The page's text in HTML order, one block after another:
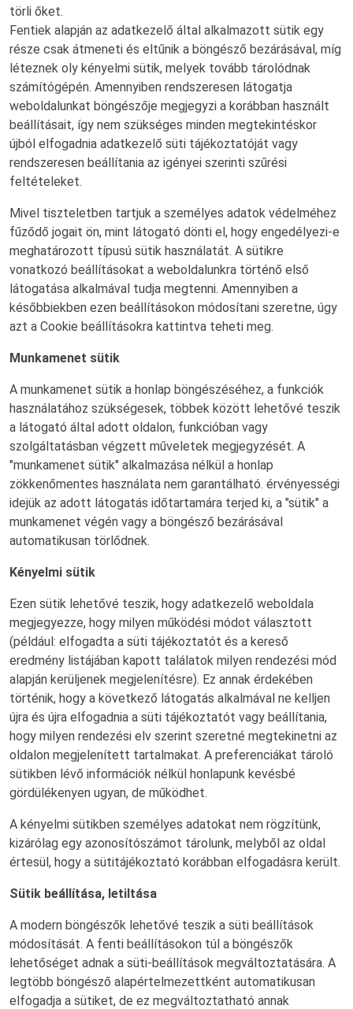
törli őket.
Fentiek alapján az adatkezelő által alkalmazott sütik egy
része csak átmeneti és eltűnik a böngésző bezárásával, míg
léteznek oly kényelmi sütik, melyek tovább tárolódnak
számítógépén. Amennyiben rendszeresen látogatja
weboldalunkat böngészője megjegyzi a korábban használt
beállításait, így nem szükséges minden megtekintéskor
újból elfogadnia adatkezelő süti tájékoztatóját vagy
rendszeresen beállítania az igényei szerinti szűrési
feltételeket.
Mivel tiszteletben tartjuk a személyes adatok védelméhez
fűződő jogait ön, mint látogató dönti el, hogy engedélyezi-e
meghatározott típusú sütik használatát. A sütikre
vonatkozó beállításokat a weboldalunkra történő első
látogatása alkalmával tudja megtenni. Amennyiben a
későbbiekben ezen beállításokon módosítani szeretne, úgy
azt a Cookie beállításokra kattintva teheti meg.
Munkamenet sütik
A munkamenet sütik a honlap böngészéséhez, a funkciók
használatához szükségesek, többek között lehetővé teszik
a látogató által adott oldalon, funkcióban vagy
szolgáltatásban végzett műveletek megjegyzését. A
"munkamenet sütik" alkalmazása nélkül a honlap
zökkenőmentes használata nem garantálható. érvényességi
idejük az adott látogatás időtartamára terjed ki, a "sütik" a
munkamenet végén vagy a böngésző bezárásával
automatikusan törlődnek.
Kényelmi sütik
Ezen sütik lehetővé teszik, hogy adatkezelő weboldala
megjegyezze, hogy milyen működési módot választott
(például: elfogadta a süti tájékoztatót és a kereső
eredmény listájában kapott találatok milyen rendezési mód
alapján kerüljenek megjelenítésre). Ez annak érdekében
történik, hogy a következő látogatás alkalmával ne kelljen
újra és újra elfogadnia a süti tájékoztatót vagy beállítania,
hogy milyen rendezési elv szerint szeretné megtekinetni az
oldalon megjelenített tartalmakat. A preferenciákat tároló
sütikben lévő információk nélkül honlapunk kevésbé
gördülékenyen ugyan, de működhet.
A kényelmi sütikben személyes adatokat nem rögzítünk,
kizárólag egy azonosítószámot tárolunk, melyből az oldal
értesül, hogy a sütitájékoztató korábban elfogadásra került.
Sütik beállítása, letiltása
A modern böngészők lehetővé teszik a süti beállítások
módosítását. A fenti beállításokon túl a böngészők
lehetőséget adnak a süti-beállítások megváltoztatására. A
legtöbb böngésző alapértelmezettként automatikusan
elfogadja a sütiket, de ez megváltoztatható annak